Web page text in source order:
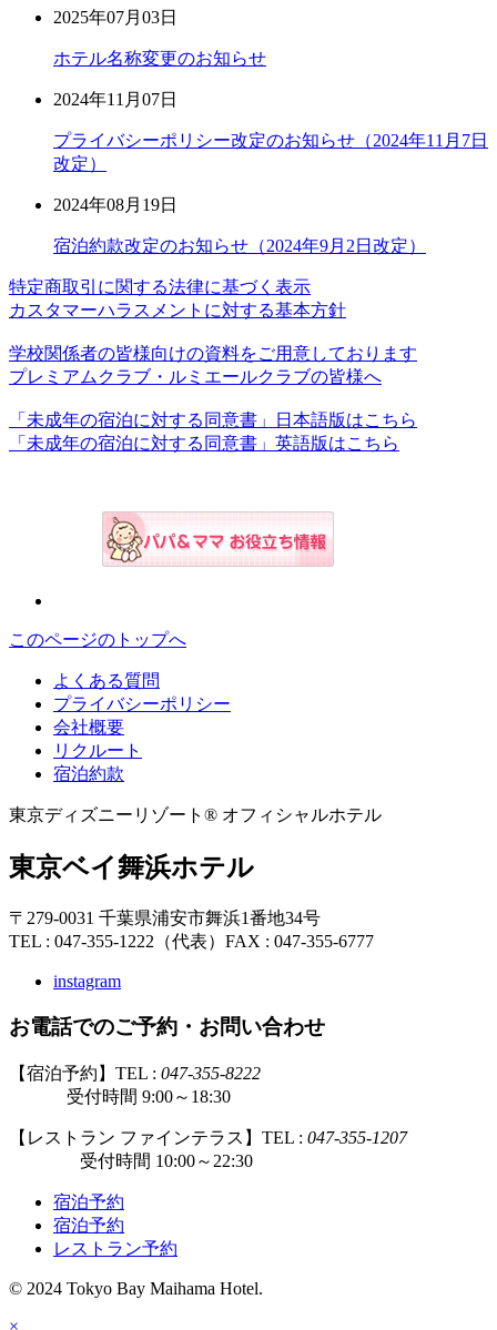
2025年07月03日
ホテル名称変更のお知らせ
2024年11月07日
プライバシーポリシー改定のお知らせ（2024年11月7日
改定）
2024年08月19日
宿泊約款改定のお知らせ（2024年9月2日改定）
特定商取引に関する法律に基づく表示
カスタマーハラスメントに対する基本方針
学校関係者の皆様向けの資料をご用意しております
プレミアムクラブ・ルミエールクラブの皆様へ
「未成年の宿泊に対する同意書」日本語版はこちら
「未成年の宿泊に対する同意書」英語版はこちら
このページのトップへ
よくある質問
プライバシーポリシー
会社概要
リクルート
宿泊約款
東京ディズニーリゾート® オフィシャルホテル
東京ベイ舞浜ホテル
〒279-0031 千葉県浦安市舞浜1番地34号
TEL : 047-355-1222（代表） FAX : 047-355-6777
instagram
お電話でのご予約・お問い合わせ
【宿泊予約】TEL : 047-355-8222
受付時間 9:00～18:30
【レストラン ファインテラス】TEL : 047-355-1207
受付時間 10:00～22:30
宿泊予約
宿泊予約
レストラン予約
© 2024 Tokyo Bay Maihama Hotel.
×